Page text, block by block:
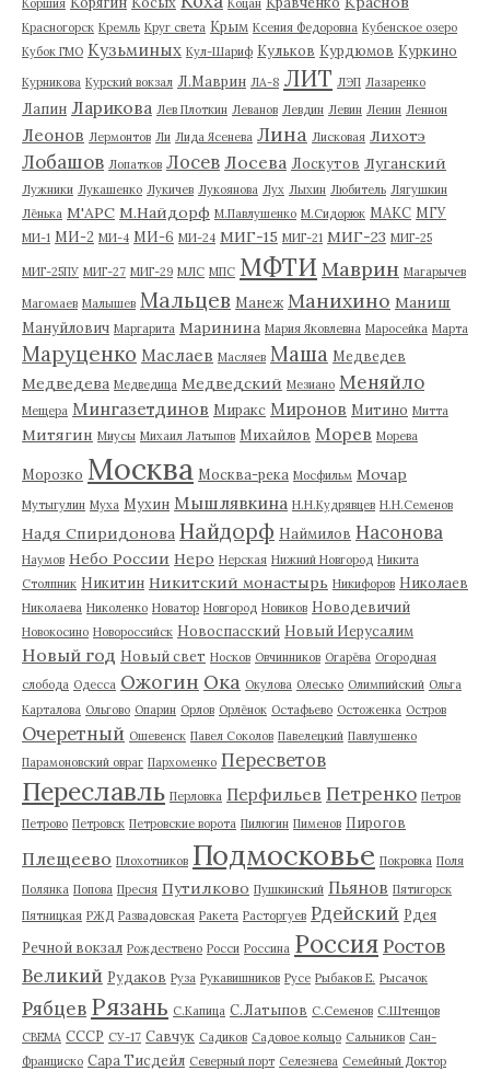
Коршия Коцан
Красногорск Кремль Круг света Крым Ксения Федоровна Кубенское озеро
Кубок ГМО Кузьминых Кул-Шариф Кульков Курдюмов Куркино
Курникова Курский вокзал Л.Маврин ЛА-8 ЛИТ ЛЭП Лазаренко
Лапин Ларикова Лев Плоткин Леванов Левдин Левин Ленин Леннон
Леонов Лермонтов Ли Лида Ясенева Лина Лисковая Лихотэ
Лобашов Лопатков Лосев Лосева Лоскутов Луганский
Лужники Лукашенко Лукичев Лукоянова Лух Лыхин Любитель Лягушкин
Лёнька М'АРС М.Найдорф М.Павлушенко М.Сидорюк МАКС МГУ
МИ-1 МИ-2 МИ-4 МИ-6 МИ-24 МИГ-15 МИГ-21 МИГ-23 МИГ-25
МИГ-25ПУ МИГ-27 МИГ-29 МЛС МПС МФТИ Маврин Магарычев
Магомаев Малышев Мальцев Манеж Манихино Маниш
Мануйлович Маргарита Маринина Мария Яковлевна Маросейка Марта
Маруценко Маслаев Масляев Маша Медведев
Медведева Медведица Медведский Мезиано Меняйло
Мещера Мингазетдинов Миракс Миронов Митино Митта
Митягин Миусы Михаил Латыпов Михайлов Морев Морева
Морозко Москва Москва-река Мосфильм Мочар
Мутыгулин Муха Мухин Мышлявкина Н.Н.Кудрявцев Н.Н.Семенов
Надя Спиридонова Найдорф Наймилов Насонова
Наумов Небо России Неро Нерская Нижний Новгород Никита
Столпник Никитин Никитский монастырь Никифоров Николаев
Николаева Николенко Новатор Новгород Новиков Новодевичий
Новокосино Новороссийск Новоспасский Новый Иерусалим
Новый год Новый свет Носков Овчинников Огарёва Огородная
слобода Одесса Ожогин Ока Окулова Олесько Олимпийский Ольга
Карталова Ольгово Опарин Орлов Орлёнок Остафьево Остоженка Остров
Очеретный Ошевенск Павел Соколов Павелецкий Павлушенко
Парамоновский овраг Пархоменко Пересветов
Переславль Перловка Перфильев Петренко Петров
Петрово Петровск Петровские ворота Пилюгин Пименов Пирогов
Плещеево Плохотников Подмосковье Покровка Поля
Полянка Попова Пресня Путилково Пушкинский Пьянов Пятигорск
Пятницкая РЖД Развадовская Ракета Расторгуев Рдейский Рдея
Речной вокзал Рождествено Росси Россина Россия Ростов
Великий Рудаков Руза Рукавишников Русе Рыбаков Е. Рысачок
Рябцев Рязань С.Капица С.Латыпов С.Семенов С.Штенцов
СВЕМА СССР СУ-17 Савчук Садиков Садовое кольцо Сальников Сан-
Франциско Сара Тисдейл Северный порт Селезнева Семейный Доктор